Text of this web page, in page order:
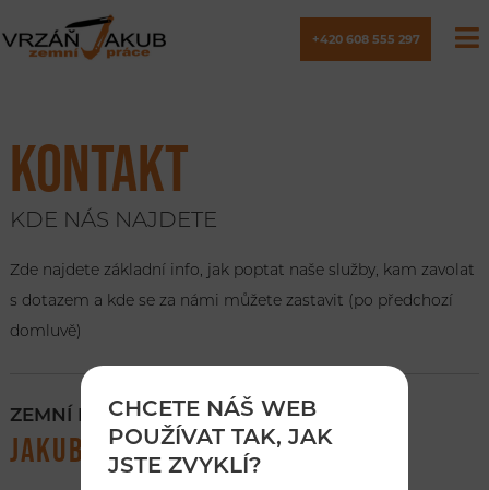
+420 608 555 297
KONTAKT
KDE NÁS NAJDETE
Zde najdete základní info, jak poptat naše služby, kam zavolat
s dotazem a kde se za námi můžete zastavit (po předchozí
domluvě)
ZEMNÍ PRÁCE
JAKUB VRZÁŇ
CHCETE NÁŠ WEB
POUŽÍVAT TAK, JAK
JSTE ZVYKLÍ?